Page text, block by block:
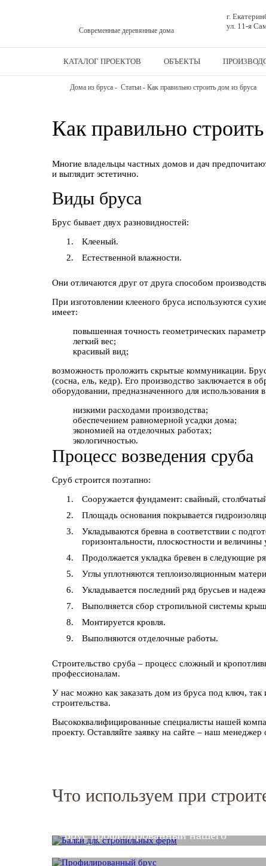
Современные деревянные дома
г.
ул. 11-я
КАТАЛОГ ПРОЕКТОВ ОБЪЕКТЫ
Дома из бруса - Статьи - Как правильно строить дом из бруса
Как правильно
Многие владельцы частных домов и дач
и выглядит эстетично.
Виды бруса
Брус бывает двух разновидностей:
Клееный.
Естественной влажности.
Они отличаются друг от друга способом
При изготовлении клееного бруса используются
имеет:
повышенная точность геометрических
легкий вес;
красивый вид;
возможность проложить скрытые коммуникации.
(сосна, ель, кедр). Его производство заключается в
оборудовании, предназначенного для использования
низкими расходами производства;
обеспечением равномерной усадки дома;
экономией на отделочных работах;
экологичностью.
Процесс возведения сруба
Сруб строится поэтапно:
Сооружается фундамент: свайный,
Площадь основания покрывается
Укладываются бревна в соответствии с
горизонтальности, плоскостности и величины
Продолжается укладка бревен в следующие
Углы уплотняются теплоизоляционным
Укладывается последний ряд брусьев и
Выполняется сбор стропильной системы
Монтируется кровля.
Выполняются отделочные работы.
Строительство сруба – процесс сложный и
профессионалам.
У нас можно как заказать дом из бруса под ключ, так
строительства.
Высококвалифицированные специалисты нашей
проекту. Оставляйте заявку на сайте – наш менеджер
Что используем при
Брус профилированный нашего
производства